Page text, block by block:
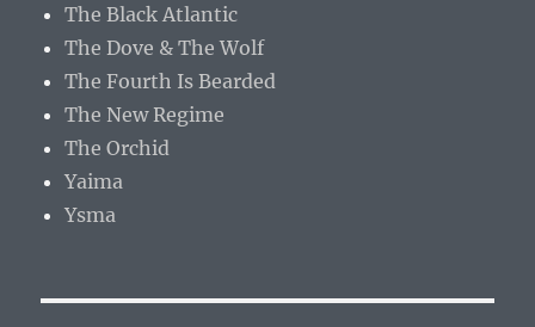
The Black Atlantic
The Dove & The Wolf
The Fourth Is Bearded
The New Regime
The Orchid
Yaima
Ysma